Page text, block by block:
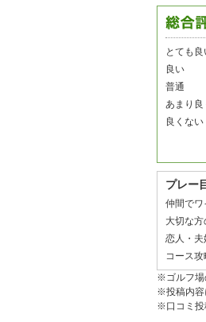
とても良
良い
普通
あまり良
良くない
プレー
仲間でワ
大切な
恋人・夫
コース攻
※ゴルフ場
※投稿内容
※口コミ投